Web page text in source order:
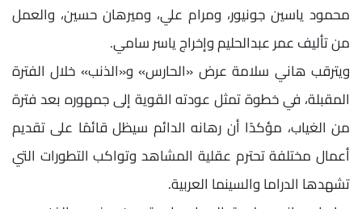
محمود ياسين جونيور، ومرام علي، وميرهان حسين، والعمل
من تأليف عمر عبدالحليم وإخراج ياسر سامي.
ويترقب هاني سلامة عرض «الحارس» و«الذنب» خلال الفترة
المقبلة، في خطوة تمثل عودته القوية إلى جمهوره بعد فترة
من الغياب، مؤكدًا أن رهانه الدائم سيظل قائمًا على تقديم
أعمال مختلفة تحترم عقلية المشاهد وتواكب التطورات التي
تشهدها الدراما والسينما العربية.